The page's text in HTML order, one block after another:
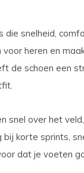
die snelheid,
heren en
de schoen een
snel over het
korte sprints,
dat je voeten